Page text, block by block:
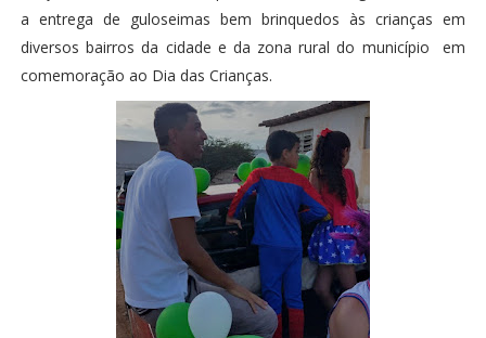
a entrega de guloseimas bem brinquedos às crianças em
diversos bairros da cidade e da zona rural do município em
comemoração ao Dia das Crianças.